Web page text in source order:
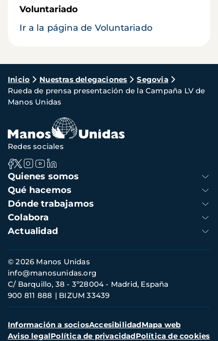
Voluntariado
Ir a la página de Voluntariado
Ruta
de
navegación
Inicio Nuestras delegaciones
Segovia
Rueda de prensa presentación de la Campaña LV de
Manos Unidas
Navegación
principal
Quienes somos
Qué hacemos
Dónde trabajamos
Colabora
Actualidad
Redes sociales
Información
de
contacto
© 2026 Manos Unidas
C/ Barquillo, 38 - 3º28004 - Madrid, España
900 811 888
BIZUM 33439
info@manosunidas.org
Menú
secundario
Información a sociosAccesibilidadMapa web
Aviso legalPolítica de privacidadPolítica de cookies